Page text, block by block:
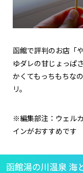
函館で評判のお店「
ゆダレの甘じょっぱ
かくてもっちもちな
リ。
※編集部注：ウェル
インがおすすめです
函館湯の川温泉 海